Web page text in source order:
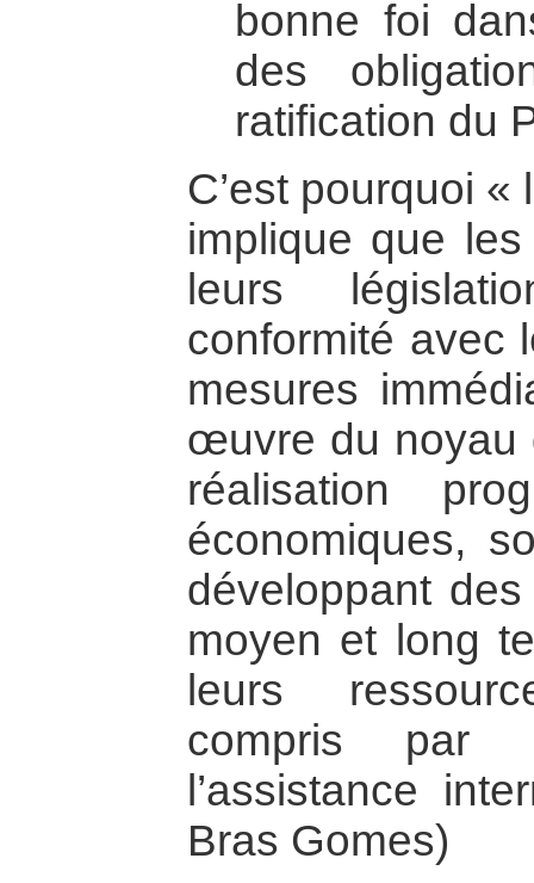
bonne foi
des
ratification du
C’est pourquoi
implique que
leurs
conformité avec
mesures
œuvre du noyau
réalisation
économiques,
développant
moyen et long
leurs
compris par
l’assistance
Bras Gomes)